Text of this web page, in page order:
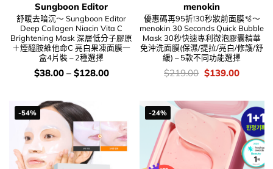
Sungboon Editor
舒暖去暗沉～ Sungboon Editor
Deep Collagen Niacin Vita C
Brightening Mask 深層低分子膠原
＋煙醯胺維他命C 亮白果凍面膜一
盒4片裝 – 2種選擇
價
錢：
$38.00– $128.00
menokin
優惠碼再95折!30秒妝前面膜🫧～
menokin 30 Seconds Quick Bubble
Mask 30秒快速專利微泡膠囊精華
免沖洗面膜(保濕/提拉/亮白/修護/舒
緩) – 5款不同功能選擇
價
錢：
$219.00 Original
price
$219.00.
$139.00Current
-54% -24%